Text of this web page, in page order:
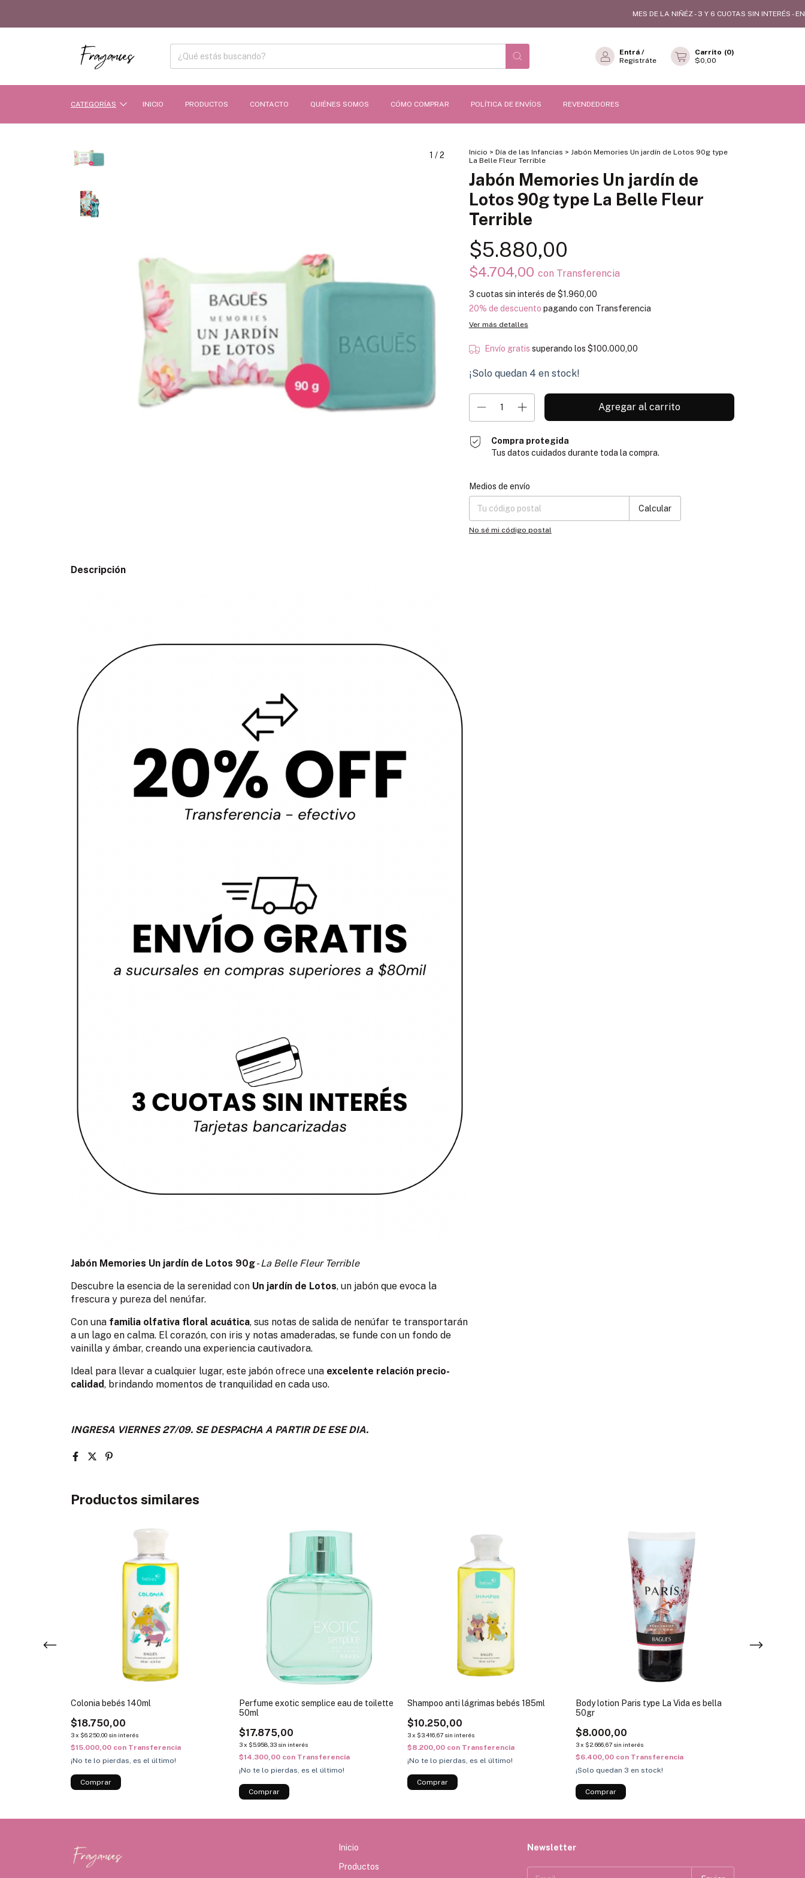
MES DE LA NIÑÉZ - 3 Y 6 CUOTAS SIN INTERÉS - ENVÍO
Entrá /
Registráte
Carrito (0)
$0,00
CATEGORÍAS INICIO PRODUCTOS CONTACTO QUIÉNES SOMOS CÓMO COMPRAR POLÍTICA DE ENVÍOS REVENDEDORES
1 /2 Inicio > Día de las Infancias > Jabón Memories Un jardín de Lotos 90g type
La Belle Fleur Terrible
Jabón Memories Un jardín de
Lotos 90g type La Belle Fleur
Terrible
$5.880,00
$4.704,00 con Transferencia
3 cuotas sin interés de $1.960,00
20% de descuento pagando con Transferencia
Ver más detalles
Envío gratis superando los$100.000,00
¡Solo quedan 4 en stock!
Compra protegida
Tus datos cuidados durante toda la compra.
Entregas para el CP:
Medios de envío
Calcular
No sé mi código postal
Descripción
Jabón Memories Un jardín de Lotos 90g- La Belle Fleur Terrible
Descubre la esencia de la serenidad con Un jardín de Lotos, un jabón que evoca la
frescura y pureza del nenúfar.
Con una familia olfativa floral acuática, sus notas de salida de nenúfar te transportarán
a un lago en calma. El corazón, con iris y notas amaderadas, se funde con un fondo de
vainilla y ámbar, creando una experiencia cautivadora.
Ideal para llevar a cualquier lugar, este jabón ofrece una excelente relación precio-
calidad, brindando momentos de tranquilidad en cada uso.
INGRESA VIERNES 27/09. SE DESPACHA A PARTIR DE ESE DIA.
Productos similares
Colonia bebés 140ml
$18.750,00
3x $6.250,00 sin interés
$15.000,00 con Transferencia
¡No te lo pierdas, es el último!
Perfume exotic semplice eau de toilette
50ml
$17.875,00
3x $5.958,33 sin interés
$14.300,00 con Transferencia
¡No te lo pierdas, es el último!
Shampoo anti lágrimas bebés 185ml
$10.250,00
3x $3.416,67 sin interés
$8.200,00 con Transferencia
¡No te lo pierdas, es el último!
Body lotion Paris type La Vida es bella
50gr
$8.000,00
3x $2.666,67 sin interés
$6.400,00 con Transferencia
¡Solo quedan 3 en stock!
Inicio
Productos
Newsletter